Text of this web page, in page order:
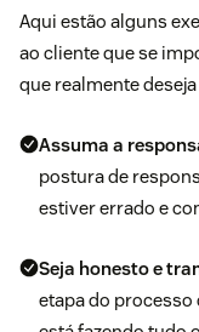
Aqui estão alguns
ao cliente que se
que realmente
Assuma a
postura de
estiver errado e
Seja honesto e
etapa do